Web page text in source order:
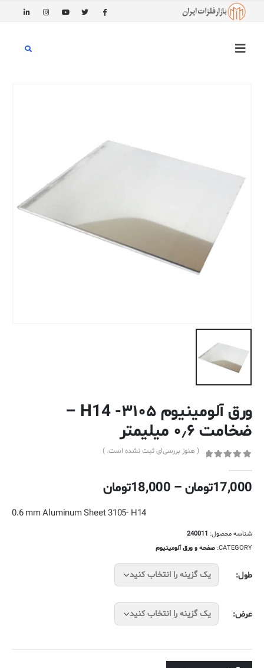
ورق آلومینیوم ۳۱۰۵- H14 –
ضخامت ۰٫۶ میلیمتر
( هنوز بررسی‌ای ثبت نشده است. )
17,000تومان–
18,000تومانمحدوده
17,000تومان
0.6 mm Aluminum Sheet 3105- H14
شناسه محصول: 240011
CATEGORY: صفحه و ورق آلومینیوم
طول
عرض